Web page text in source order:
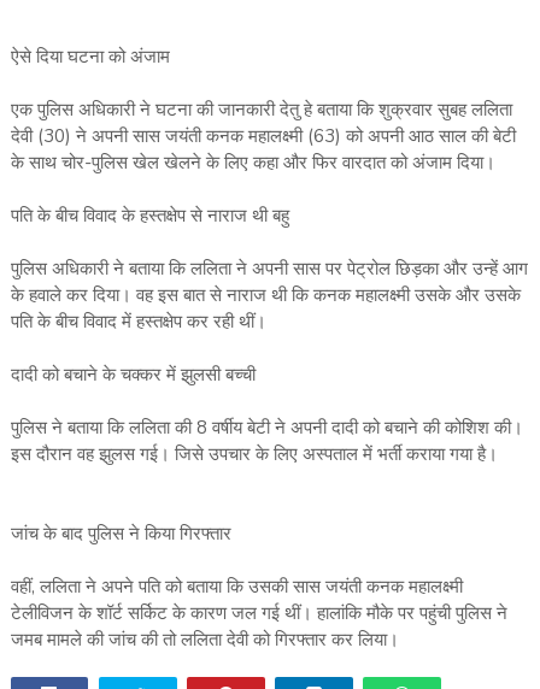
ऐसे दिया घटना को अंजाम
एक पुलिस अधिकारी ने घटना की जानकारी देतु हे बताया कि शुक्रवार सुबह ललिता
देवी (30) ने अपनी सास जयंती कनक महालक्ष्मी (63) को अपनी आठ साल की बेटी
के साथ चोर-पुलिस खेल खेलने के लिए कहा और फिर वारदात को अंजाम दिया।
पति के बीच विवाद के हस्तक्षेप से नाराज थी बहु
पुलिस अधिकारी ने बताया कि ललिता ने अपनी सास पर पेट्रोल छिड़का और उन्हें आग
के हवाले कर दिया। वह इस बात से नाराज थी कि कनक महालक्ष्मी उसके और उसके
पति के बीच विवाद में हस्तक्षेप कर रही थीं।
दादी को बचाने के चक्कर में झुलसी बच्ची
पुलिस ने बताया कि ललिता की 8 वर्षीय बेटी ने अपनी दादी को बचाने की कोशिश की।
इस दौरान वह झुलस गई। जिसे उपचार के लिए अस्पताल में भर्ती कराया गया है।
जांच के बाद पुलिस ने किया गिरफ्तार
वहीं, ललिता ने अपने पति को बताया कि उसकी सास जयंती कनक महालक्ष्मी
टेलीविजन के शॉर्ट सर्किट के कारण जल गई थीं। हालांकि मौके पर पहुंची पुलिस ने
जमब मामले की जांच की तो ललिता देवी को गिरफ्तार कर लिया।